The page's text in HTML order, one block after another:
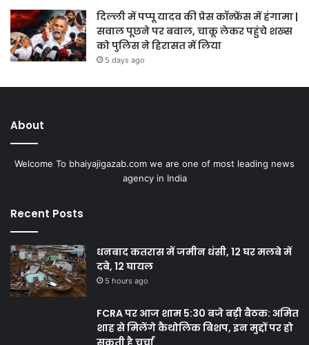
दिल्ली में पप्पू यादव की प्रेस कॉन्फ्रेंस में हंगामा |
सवाल पूछने पर बवाल, चाकू लेकर पहुंचे शख्स
को पुलिस ने हिरासत में लिया
5 days ago
About
Welcome To bhaiyajigazab.com we are one of most leading news
agency in India
Recent Posts
धनबाद कतरास में जमीन धंसी, 12 घर मलबे में
दबे, 12 घायल
5 hours ago
FCRA पर आज शाम 5:30 बजे बड़ी बैठक: अमित
शाह से मिलेंगे कैथोलिक बिशप, इन मुद्दों पर हो